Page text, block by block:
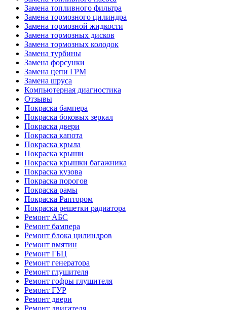
Замена топливного фильтра
Замена тормозного цилиндра
Замена тормозной жидкости
Замена тормозных дисков
Замена тормозных колодок
Замена турбины
Замена форсунки
Замена цепи ГРМ
Замена шруса
Компьютерная диагностика
Отзывы
Покраска бампера
Покраска боковых зеркал
Покраска двери
Покраска капота
Покраска крыла
Покраска крыши
Покраска крышки багажника
Покраска кузова
Покраска порогов
Покраска рамы
Покраска Раптором
Покраска решетки радиатора
Ремонт АБС
Ремонт бампера
Ремонт блока цилиндров
Ремонт вмятин
Ремонт ГБЦ
Ремонт генератора
Ремонт глушителя
Ремонт гофры глушителя
Ремонт ГУР
Ремонт двери